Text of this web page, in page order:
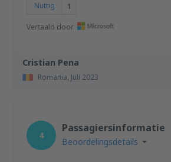
Cristian Pena
Romania, Juli 2023
Nuttig 1
Vertaald door
4
Passagiersinformatie
Beoordelingsdetails